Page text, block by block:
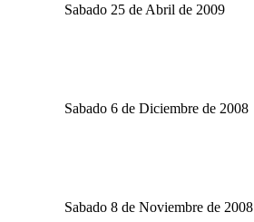
Sabado 25 de Abril de 2009
Sabado 6 de Diciembre de 2008
Sabado 8 de Noviembre de 2008